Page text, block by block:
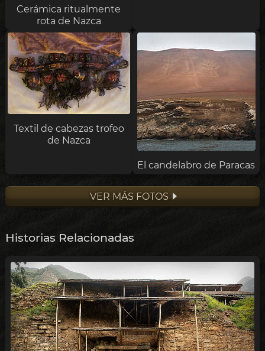
Cerámica ritualmente
rota de Nazca
Textil de cabezas trofeo
de Nazca
El candelabro de Paracas
VER MÁS FOTOS
Historias Relacionadas